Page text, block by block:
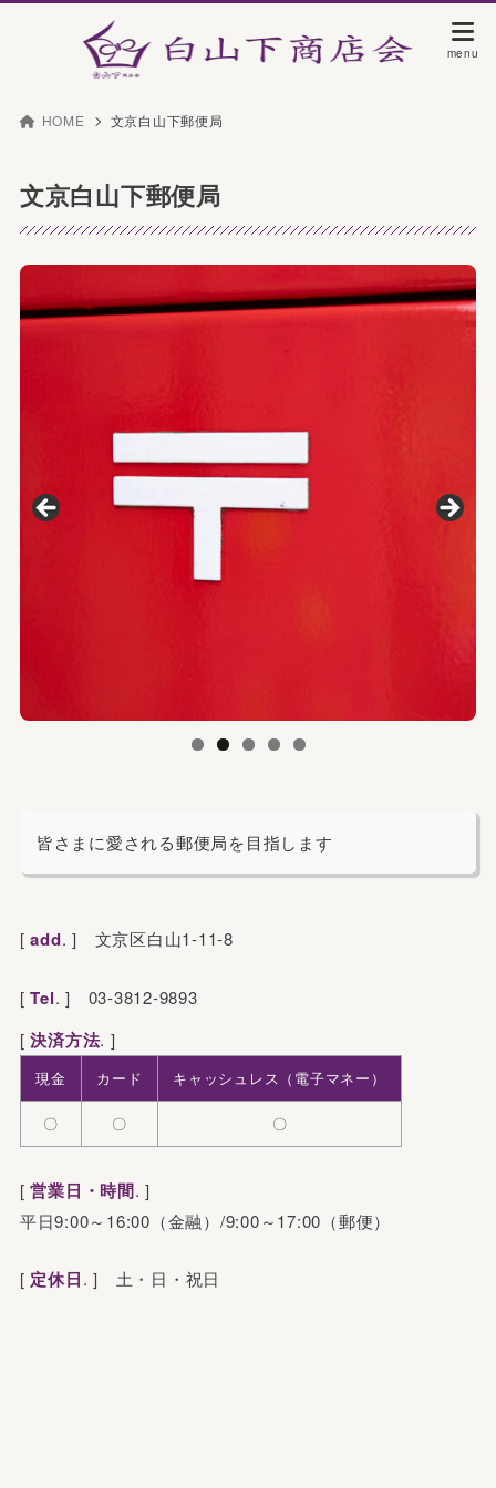
HOME 文京白山下郵便局
文京白山下郵便局
皆さまに愛される郵便局を目指します
[add. ] 文京区白山1-11-8
[ Tel. ] 03-3812-9893
[決済方法. ]
現金 カード キャッシュレス （電子マネー）
〇 〇 〇
[営業日・時間. ]
平日9:00～16:00（金融）/9:00～17:00（郵便）
[ 定休日. ] 土・日・祝日